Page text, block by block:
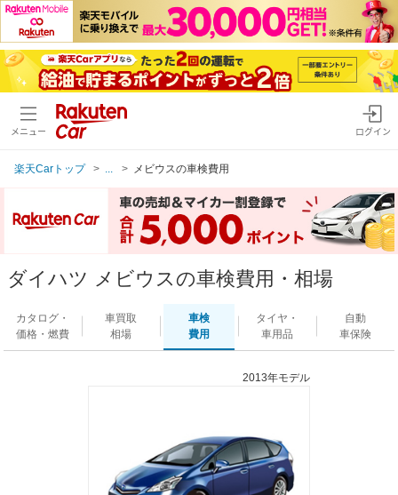
メニュー ログイン
楽天Carトップ メビウスの車検費用
ダイハツ メビウスの車検費用・相場
カタログ・
価格・燃費
車買取
相場
車検
費用
タイヤ・
車用品
自動
車保険
2013年モデル